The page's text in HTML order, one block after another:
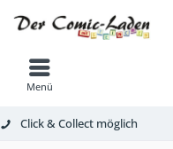
Menü
Click & Collect möglich